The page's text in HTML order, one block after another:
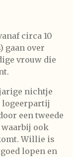
circa 10
gaan over
vrouw die
nichtje
logeerpartij
een tweede
ook
Willie is
lopen en